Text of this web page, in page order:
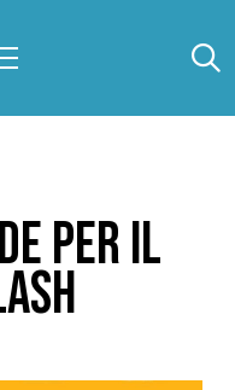
PER IL